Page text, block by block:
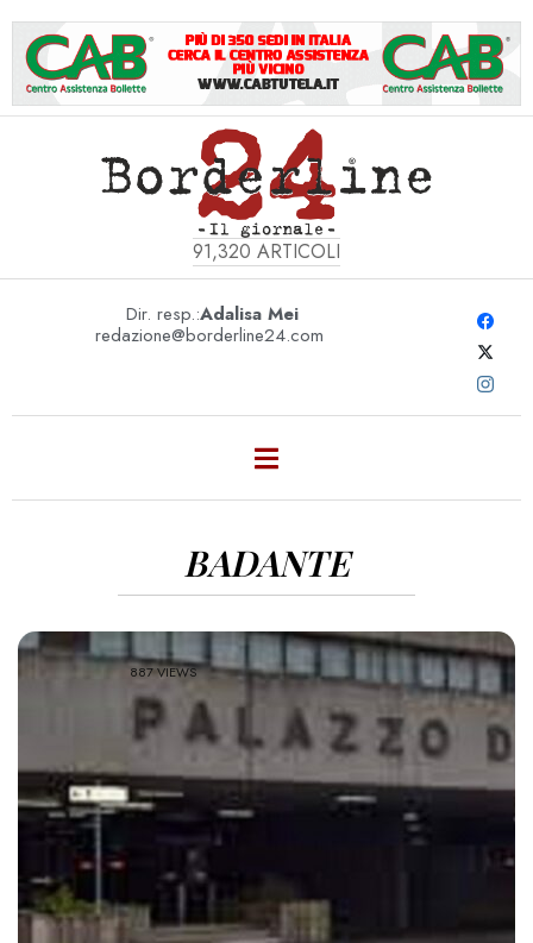
91,320 ARTICOLI
Dir. resp.:Adalisa Mei
redazione@borderline24.com
BADANTE
887 VIEWS